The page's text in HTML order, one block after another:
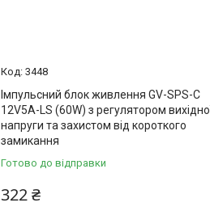
3448
Імпульсний блок живлення GV-SPS-C
12V5A-LS (60W) з регулятором
напруги та захистом від короткого
замикання
Готово до відправки
322 ₴